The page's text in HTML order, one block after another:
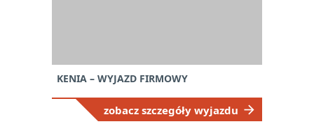
KENIA – WYJAZD FIRMOWY
zobacz szczegóły wyjazdu